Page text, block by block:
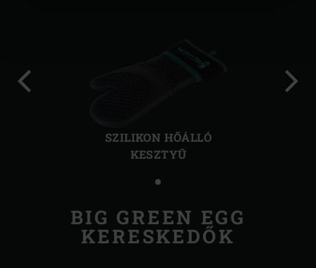
SZILIKON HŐÁLLÓ
KESZTYŰ
BIG GREEN EGG
KERESKEDŐK